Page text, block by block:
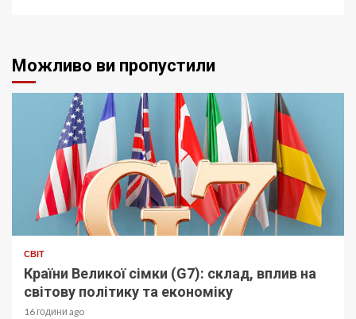
Можливо ви пропустили
СВІТ
Країни Великої сімки (G7): склад, вплив на
світову політику та економіку
16 години ago